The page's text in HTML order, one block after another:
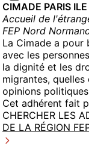
CIMADE PARIS
Accueil de
FEP Nord
La Cimade a
avec les
la dignité et les
migrantes,
opinions
Cet adhérent fait
CHERCHER LES
DE LA RÉGION